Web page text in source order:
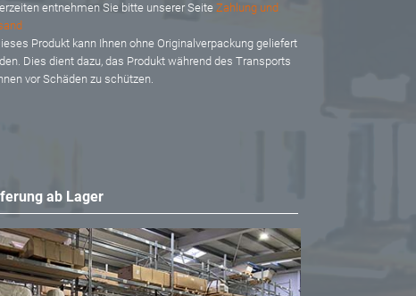
entnehmen Sie bitte unserer Seite Zahlung und
Produkt kann Ihnen ohne Originalverpackung geliefert
Dies dient dazu, das Produkt während des Transports
vor Schäden zu schützen.
ab Lager